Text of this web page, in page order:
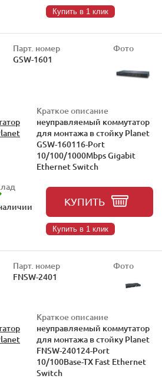
Купить в 1 клик
Парт. номер
GSW-1601
Фото
Краткое описание
неуправляемый коммутатор
для монтажа в стойку Planet
GSW-160116-Port
10/100/1000Mbps Gigabit
Ethernet Switch
КУПИТЬ
Купить в 1 клик
Парт. номер
FNSW-2401
Фото
Краткое описание
неуправляемый коммутатор
для монтажа в стойку Planet
FNSW-240124-Port
10/100Base-TX Fast Ethernet
Switch